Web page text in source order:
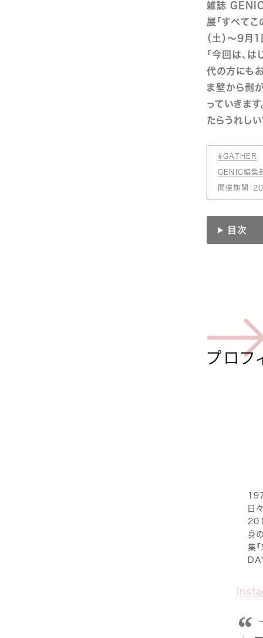
雑誌 GENIC
展「すべて
（土）〜9月1
「今回は、
代の方にも
ま壁から剥
っていきま
たらうれし
#GATHER
GENIC編集
開催期間
目次
プロフ
日
身
集